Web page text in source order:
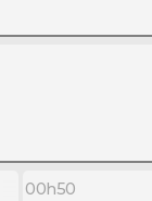
00h50